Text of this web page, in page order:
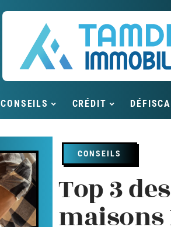
CONSEILS CRÉDIT
CONSEILS
Top 3
maisons